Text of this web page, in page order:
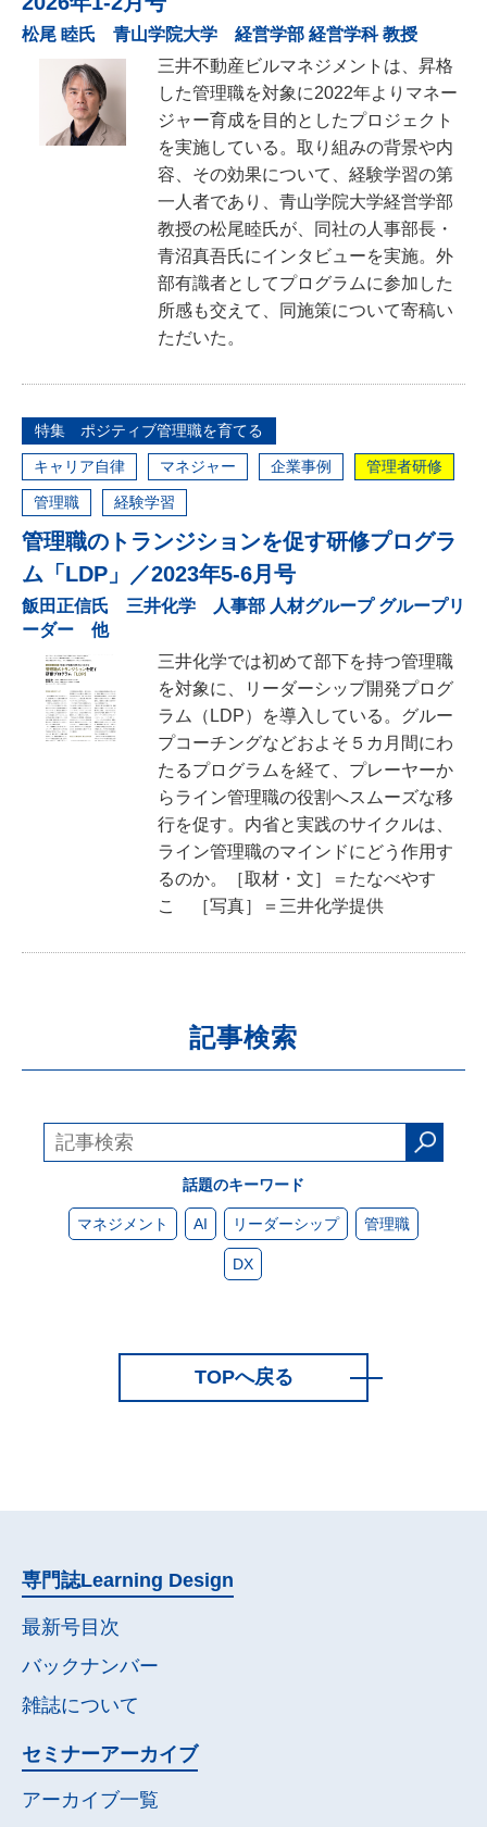
松尾 睦氏 青山学院大学 経営学部 経営学科 教授
三井不動産ビルマネジメントは、昇格
した管理職を対象に2022年よりマネー
ジャー育成を目的としたプロジェクト
を実施している。取り組みの背景や内
容、その効果について、経験学習の第
一人者であり、青山学院大学経営学部
教授の松尾睦氏が、同社の人事部長・
青沼真吾氏にインタビューを実施。外
部有識者としてプログラムに参加した
所感も交えて、同施策について寄稿い
ただいた。
特集 ポジティブ管理職を育てる
キャリア自律 マネジャー 企業事例 管理者研修
管理職 経験学習
管理職のトランジションを促す研修プログラ
ム「LDP」／2023年5-6月号
飯田正信氏 三井化学 人事部 人材グループ グループリ
ーダー 他
三井化学では初めて部下を持つ管理職
を対象に、リーダーシップ開発プログ
ラム（LDP）を導入している。グルー
プコーチングなどおよそ５カ月間にわ
たるプログラムを経て、プレーヤーか
らライン管理職の役割へスムーズな移
行を促す。内省と実践のサイクルは、
ライン管理職のマインドにどう作用す
るのか。［取材・文］＝たなべやす
こ ［写真］＝三井化学提供
記事検索
話題のキーワード
マネジメント AI リーダーシップ 管理職
DX
TOPへ戻る
専門誌Learning Design
最新号目次
バックナンバー
雑誌について
セミナーアーカイブ
アーカイブ一覧